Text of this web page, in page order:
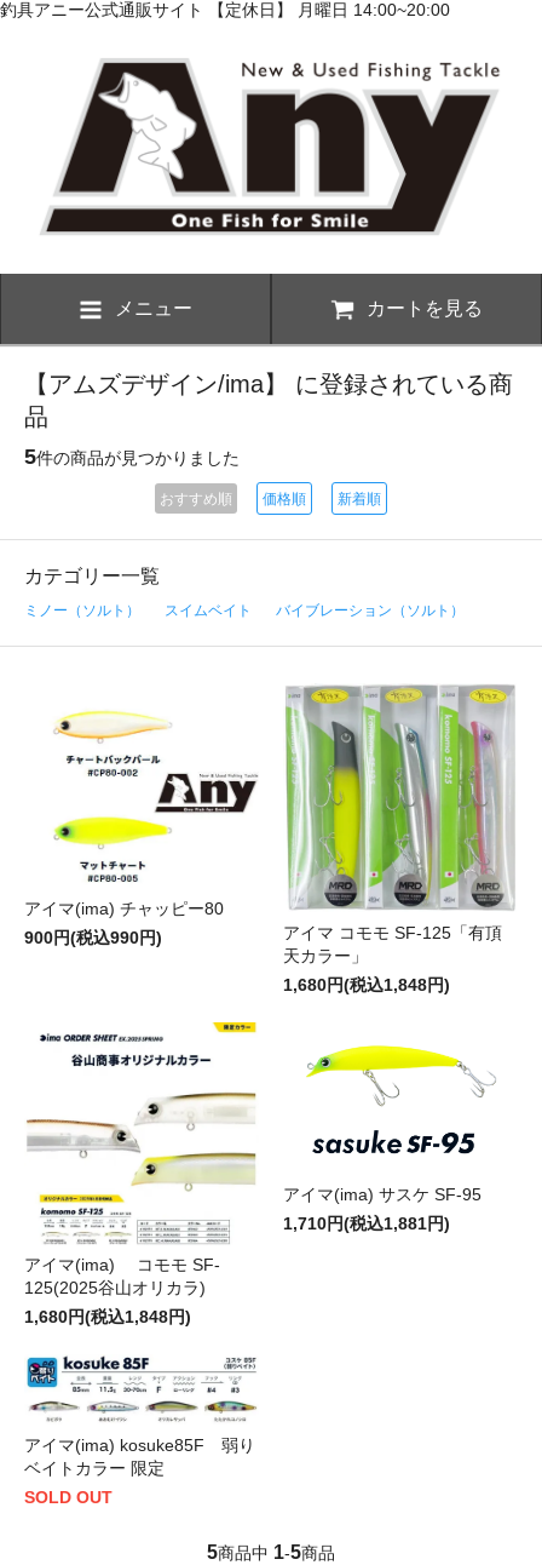
釣具アニー公式通販サイト 【定休日】 月曜日 14:00~20:00
メニュー カートを見る
【アムズデザイン/ima】 に登録されている商
品
5件の商品が見つかりました
おすすめ順 価格順 新着順
カテゴリー一覧
ミノー（ソルト） スイムベイト バイブレーション（ソルト）
アイマ(ima) チャッピー80
900円(税込990円)
アイマ コモモ SF-125「有頂
天カラー」
1,680円(税込1,848円)
アイマ(ima) コモモ SF-
125(2025谷山オリカラ)
1,680円(税込1,848円)
アイマ(ima) サスケ SF-95
1,710円(税込1,881円)
アイマ(ima) kosuke85F 弱り
ベイトカラー 限定
SOLD OUT
5商品中 1-5商品